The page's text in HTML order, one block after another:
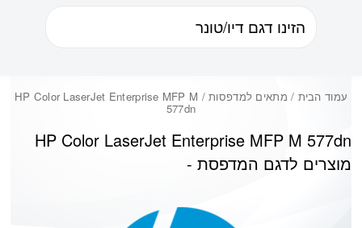
עמוד הבית / מתאים למדפסות / HP Color LaserJet Enterprise MFP M
577dn
HP Color LaserJet Enterprise MFP M 577dn
מוצרים לדגם המדפסת -